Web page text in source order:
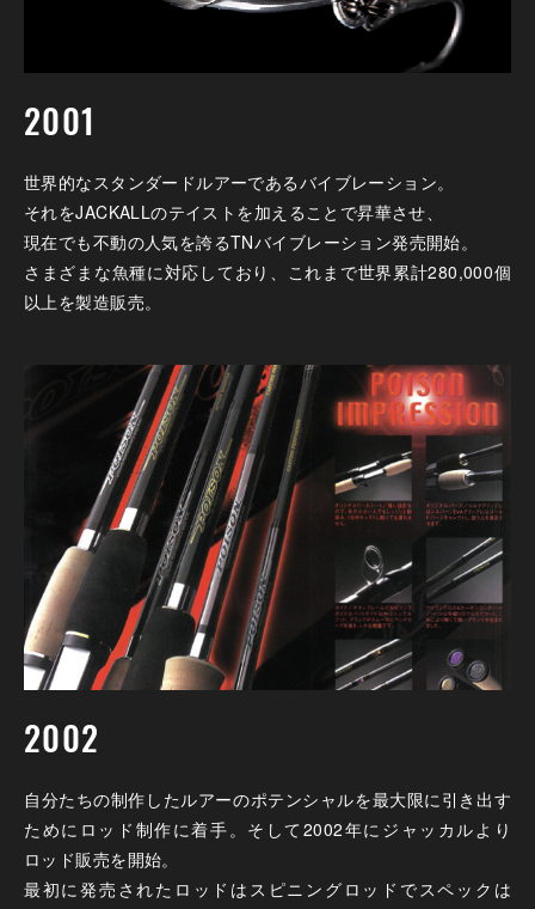
2001
世界的なスタンダードルアーであるバイブレーション。
それをJACKALLのテイストを加えることで昇華させ、
現在でも不動の人気を誇るTNバイブレーション発売開始。
さまざまな魚種に対応しており、これまで世界累計280,000個
以上を製造販売。
2002
自分たちの制作したルアーのポテンシャルを最大限に引き出す
ためにロッド制作に着手。そして2002年にジャッカルより
ロッド販売を開始。
最初に発売されたロッドはスピニングロッドでスペックは